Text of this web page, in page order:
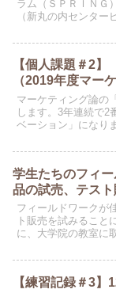
ラム（ＳＰＲＩＮＧ
（新丸の内センター
【個人課題＃2
（2019年度マー
マーケティング論の
します。3年連続で2
ベーション」になり
学生たちのフィ
品の試売、テス
フィールドワークが
ト販売を試みること
に、大学院の教室に
【練習記録＃3】